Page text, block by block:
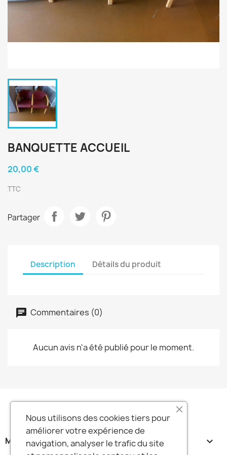
BANQUETTE ACCUEIL
20,00 €
TTC
Partager
Description Détails du produit
Commentaires (0)
Aucun avis n'a été publié pour le moment.
MA SOCIETE 
Nous utilisons des cookies tiers pour
améliorer votre expérience de
navigation, analyser le trafic du site